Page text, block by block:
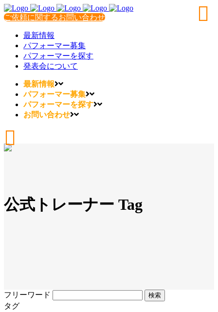
ご依頼に関するお問い合わせ
最新情報
パフォーマー募集
パフォーマーを探す
発表会について
最新情報
パフォーマー募集
パフォーマーを探す
お問い合わせ
公式トレーナー Tag
フリーワード
タグ